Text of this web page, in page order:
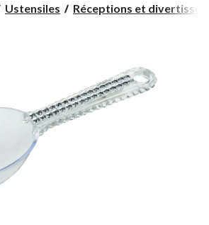
Ustensiles Réceptions et